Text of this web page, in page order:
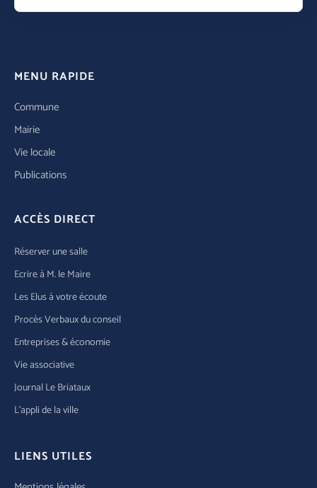
MENU RAPIDE
Commune
Mairie
Vie locale
Publications
ACCÈS DIRECT
Réserver une salle
Ecrire à M. le Maire
Les Elus à votre écoute
Procès Verbaux du conseil
Entreprises & économie
Vie associative
Journal Le Briataux
L’appli de la ville
LIENS UTILES